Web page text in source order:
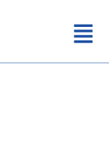
メ
ニ
ュ